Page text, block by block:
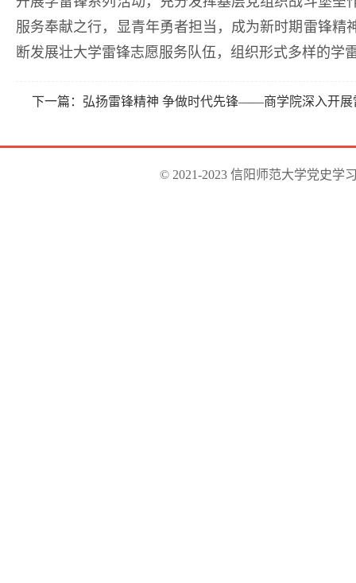
服务奉献之行，显青年勇者担当，成为新时期雷锋
断发展壮大学雷锋志愿服务队伍，组织形式多样的
下一篇： 弘扬雷锋精神 争做时代先锋——商学院深入开展
© 2021-2023 信阳师范大学党史